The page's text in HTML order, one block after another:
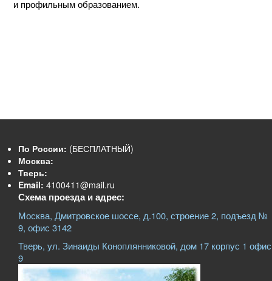
и профильным образованием.
По России: (БЕСПЛАТНЫЙ)
Москва:
Тверь:
Email: 4100411@mail.ru
Схема проезда и адрес:
Москва, Дмитровское шоссе, д.100, строение 2, подъезд №
9, офис 3142
Тверь, ул. Зинаиды Коноплянниковой, дом 17 корпус 1 офис
9